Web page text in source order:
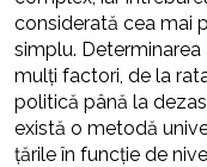
considerată cea mai
simplu.
mulți factori, de la
politică până la
există o metodă
țările în funcție de